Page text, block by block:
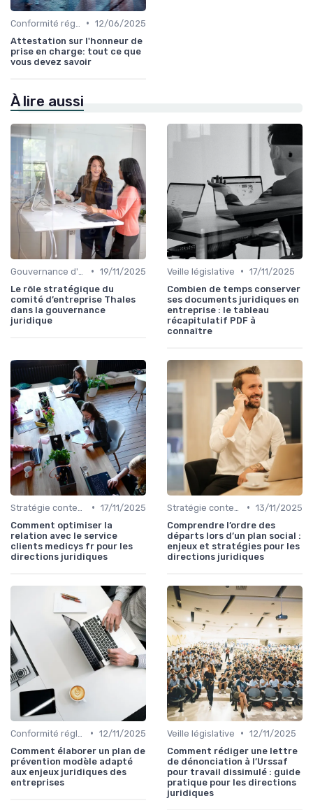
• 12/06/2025
Attestation sur l'honneur de
prise en charge: tout ce que
vous devez savoir
À lire aussi
• 19/11/2025
Le rôle stratégique du
comité d’entreprise Thales
dans la gouvernance
juridique
Veille législative • 17/11/2025
Combien de temps conserver
ses documents juridiques en
entreprise : le tableau
récapitulatif PDF à
connaître
• 17/11/2025
Comment optimiser la
relation avec le service
clients medicys fr pour les
directions juridiques
• 13/11/2025
Comprendre l’ordre des
départs lors d’un plan social :
enjeux et stratégies pour les
directions juridiques
• 12/11/2025
Comment élaborer un plan de
prévention modèle adapté
aux enjeux juridiques des
entreprises
Veille législative • 12/11/2025
Comment rédiger une lettre
de dénonciation à l’Urssaf
pour travail dissimulé : guide
pratique pour les directions
juridiques